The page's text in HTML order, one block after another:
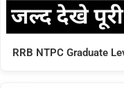
RRB NTPC Graduate